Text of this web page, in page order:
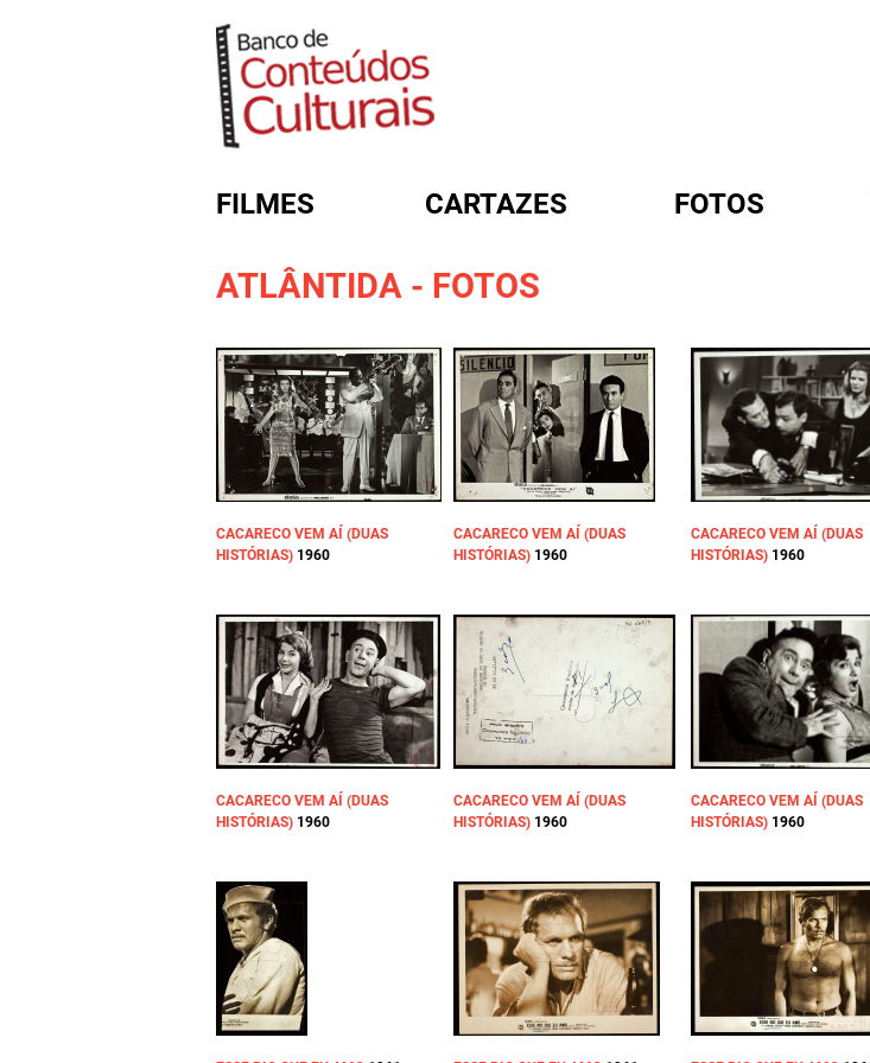
FILMES CARTAZES FOTOS
ATLÂNTIDA - FOTOS
CACARECO VEM AÍ (DUAS
HISTÓRIAS) 1960
CACARECO VEM AÍ (DUAS
HISTÓRIAS) 1960
CACARECO VEM AÍ (DUAS
HISTÓRIAS) 1960
CACARECO VEM AÍ (DUAS
HISTÓRIAS) 1960
CACARECO VEM AÍ (DUAS
HISTÓRIAS) 1960
CACARECO VEM AÍ (DUAS
HISTÓRIAS) 1960